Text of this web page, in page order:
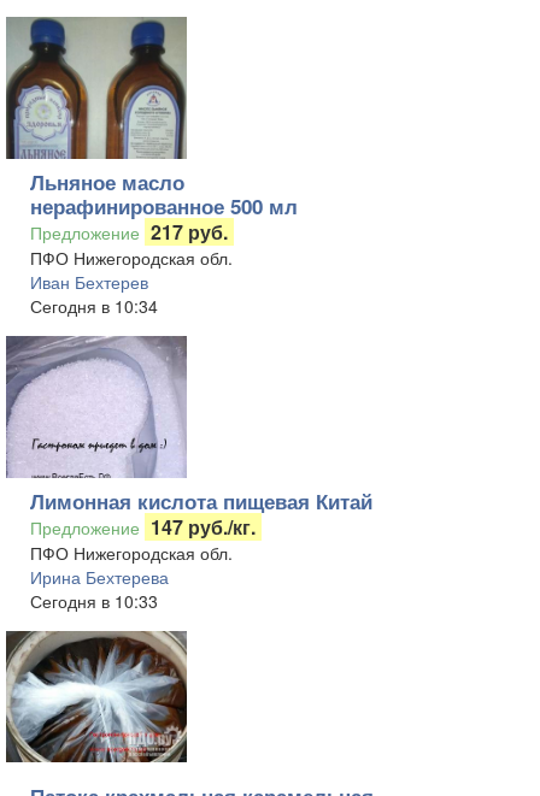
Льняное масло
нерафинированное 500 мл
Предложение 217 руб.
ПФО Нижегородская обл.
Иван Бехтерев
Сегодня в 10:34
Лимонная кислота пищевая Китай
Предложение 147 руб./кг.
ПФО Нижегородская обл.
Ирина Бехтерева
Сегодня в 10:33